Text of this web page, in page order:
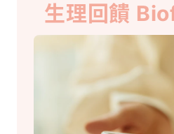
生理回饋